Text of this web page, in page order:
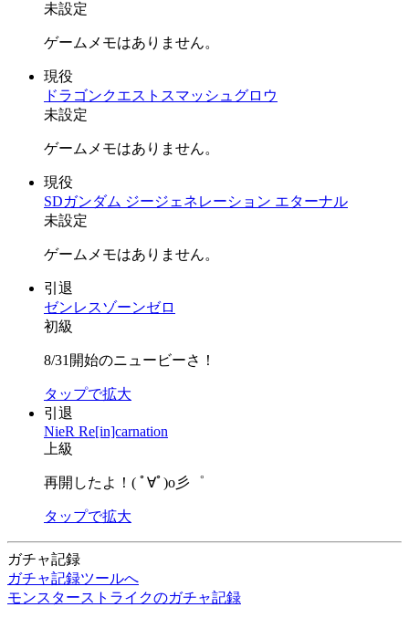
未設定
ゲームメモはありません。
現役
ドラゴンクエストスマッシュグロウ
未設定
ゲームメモはありません。
現役
SDガンダム ジージェネレーション エターナル
未設定
ゲームメモはありません。
引退
ゼンレスゾーンゼロ
初級
8/31開始のニュービーさ！
タップで拡大
引退
NieR Re[in]carnation
上級
再開したよ！( ﾟ∀ﾟ)o彡゜
タップで拡大
ガチャ記録
ガチャ記録ツールへ
モンスターストライクのガチャ記録